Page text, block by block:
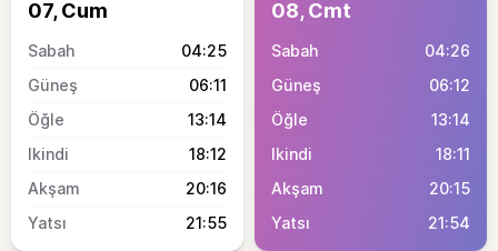
07, Cum
04:25
06:11
13:14
18:12
20:16
21:55
08, Cmt
04:26
06:12
13:14
18:11
20:15
21:54